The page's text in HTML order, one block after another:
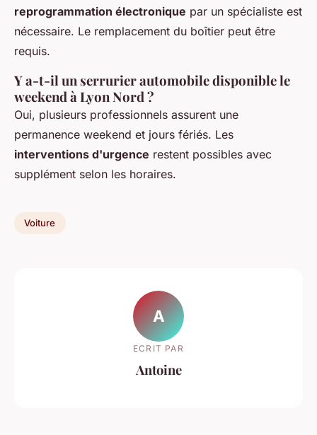
reprogrammation électronique par un spécialiste est
nécessaire. Le remplacement du boîtier peut être
requis.
Y a-t-il un serrurier automobile disponible le
weekend à Lyon Nord ?
Oui, plusieurs professionnels assurent une
permanence weekend et jours fériés. Les
interventions d'urgence restent possibles avec
supplément selon les horaires.
Voiture
A
ECRIT PAR
Antoine